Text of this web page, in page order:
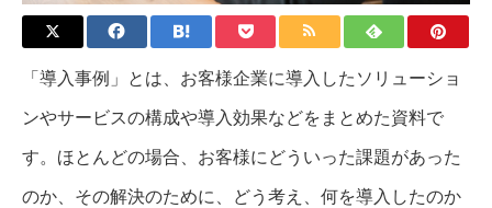
「導入事例」とは、お客様企業に導入したソリューショ
ンやサービスの構成や導入効果などをまとめた資料で
す。ほとんどの場合、お客様にどういった課題があった
のか、その解決のために、どう考え、何を導入したのか